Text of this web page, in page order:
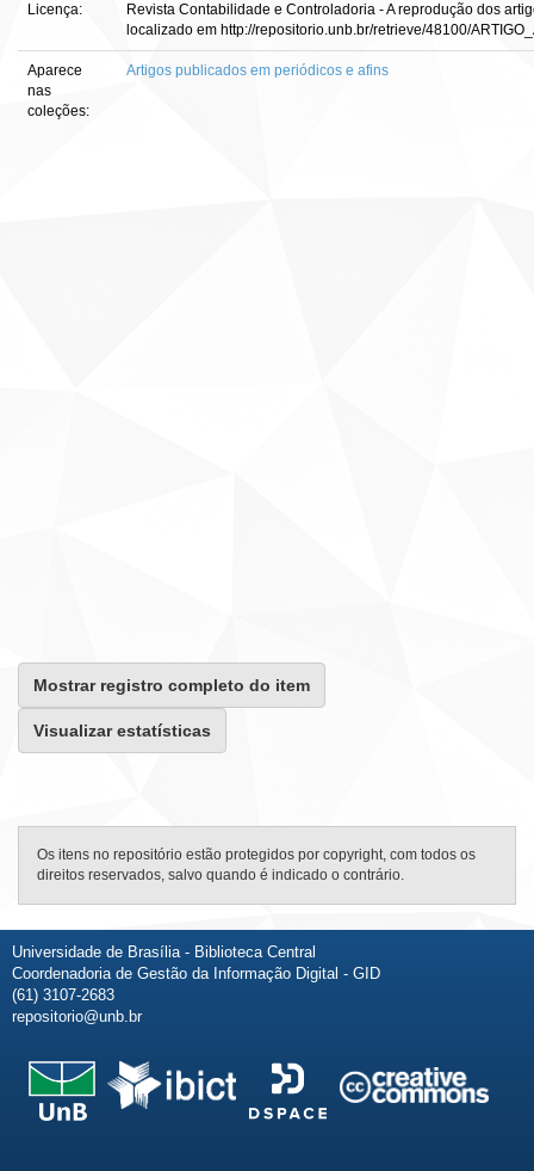
Licença:
Revista Contabilidade e Controladoria - A reprodução dos
localizado em http://repositorio.unb.br/retrieve/48100/
Aparece
nas
coleções:
Artigos publicados em periódicos e afins
Mostrar registro completo do item
Visualizar estatísticas
Os itens no repositório estão protegidos por copyright, com todos os
direitos reservados, salvo quando é indicado o contrário.
Universidade de Brasília - Biblioteca Central
Coordenadoria de Gestão da Informação Digital - GID
(61) 3107-2683
repositorio@unb.br